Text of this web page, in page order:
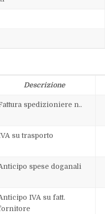
Descrizione
spedizioniere n..
su trasporto
spese doganali
IVA su fatt.